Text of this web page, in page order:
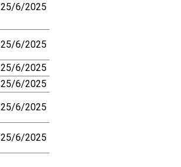
25/6/2025
25/6/2025
25/6/2025
25/6/2025
25/6/2025
25/6/2025